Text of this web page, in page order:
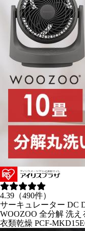
4.39（490件）
サーキュレーター DC
WOOZOO 全分解 洗
衣類乾燥 PCF-